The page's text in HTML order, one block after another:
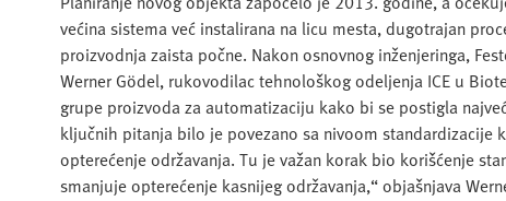
većina sistema već instalirana na licu mesta, dugotrajan
proizvodnja zaista počne. Nakon osnovnog inženjeringa,
Werner Gödel, rukovodilac tehnološkog odeljenja ICE u
grupe proizvoda za automatizaciju kako bi se postigla
ključnih pitanja bilo je povezano sa nivoom standardizacije
opterećenje održavanja. Tu je važan korak bio korišćenje
smanjuje opterećenje kasnijeg održavanja,“ objašnjava